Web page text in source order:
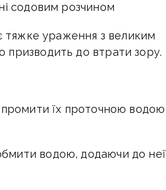
содовим розчином
тяжке ураження з великим
до втрати зору.
промити їх проточною водою
водою, додаючи до неї